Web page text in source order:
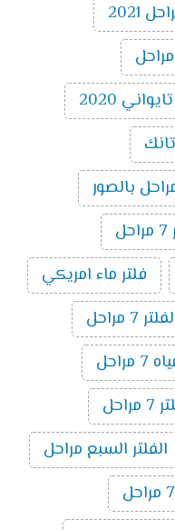
فلتر ماء امريكي
الفلتر السبع مراحل